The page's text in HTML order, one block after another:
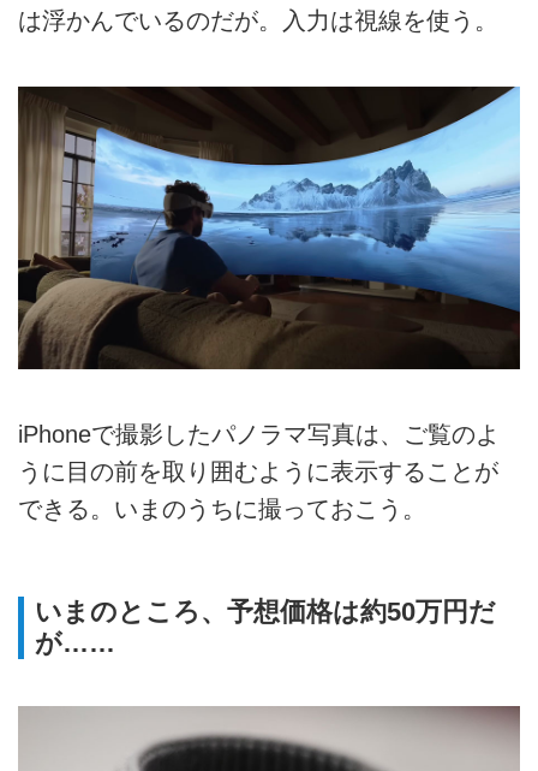
は浮かんでいるのだが。入力は視線を使う。
iPhoneで撮影したパノラマ写真は、ご覧のよ
うに目の前を取り囲むように表示することが
できる。いまのうちに撮っておこう。
いまのところ、予想価格は約50万円だ
が……